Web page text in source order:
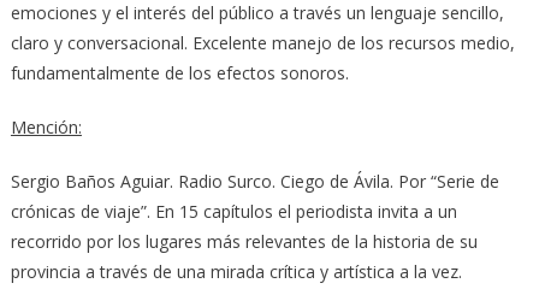
emociones y el interés del público a través un lenguaje sencillo,
claro y conversacional. Excelente manejo de los recursos medio,
fundamentalmente de los efectos sonoros.
Mención:
Sergio Baños Aguiar. Radio Surco. Ciego de Ávila. Por “Serie de
crónicas de viaje”. En 15 capítulos el periodista invita a un
recorrido por los lugares más relevantes de la historia de su
provincia a través de una mirada crítica y artística a la vez.